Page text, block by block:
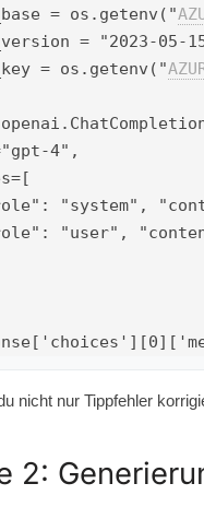
= os.getenv("
= "2023-05-
= os.getenv("
nicht nur Tippfehler
2: